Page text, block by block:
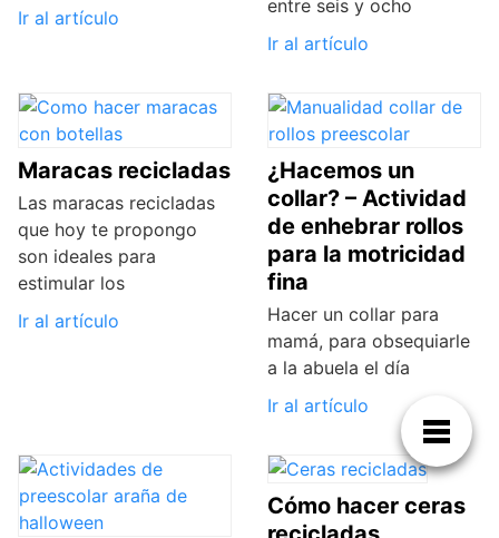
Ir al artículo
entre seis y ocho
Ir al artículo
Maracas recicladas
Las maracas recicladas
que hoy te propongo
son ideales para
estimular los
Ir al artículo
¿Hacemos un
collar? – Actividad
de enhebrar rollos
para la motricidad
fina
Hacer un collar para
mamá, para obsequiarle
a la abuela el día
Ir al artículo
Cómo hacer ceras